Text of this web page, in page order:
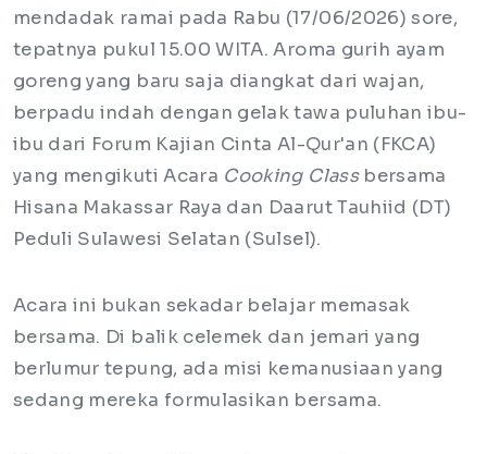
mendadak ramai pada Rabu (17/06/2026) sore,
tepatnya pukul 15.00 WITA. Aroma gurih ayam
goreng yang baru saja diangkat dari wajan,
berpadu indah dengan gelak tawa puluhan ibu-
ibu dari Forum Kajian Cinta Al-Qur'an (FKCA)
yang mengikuti Acara Cooking Class bersama
Hisana Makassar Raya dan Daarut Tauhiid (DT)
Peduli Sulawesi Selatan (Sulsel).
Acara ini bukan sekadar belajar memasak
bersama. Di balik celemek dan jemari yang
berlumur tepung, ada misi kemanusiaan yang
sedang mereka formulasikan bersama.